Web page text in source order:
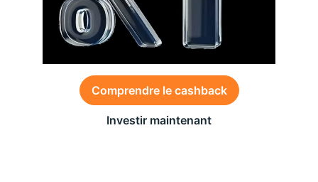
Comprendre le cashback
Investir maintenant